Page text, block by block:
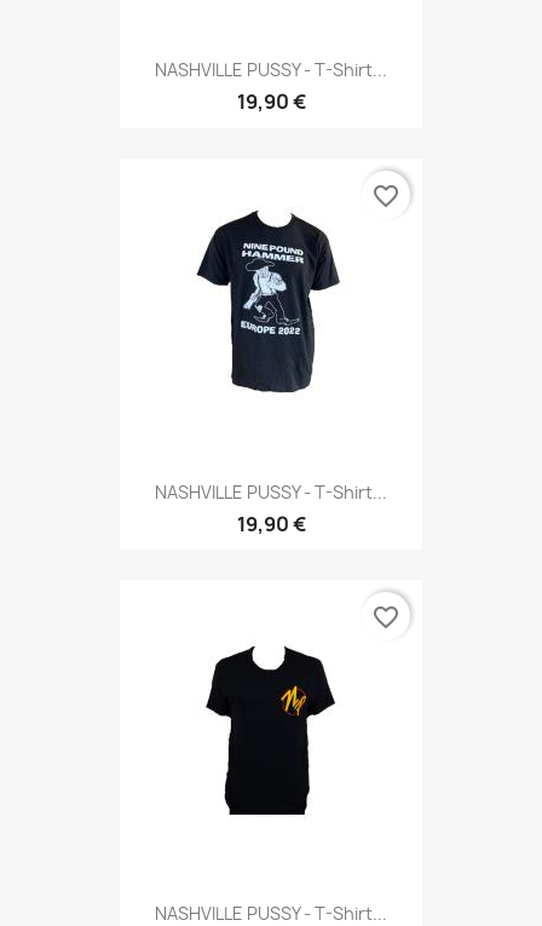
NASHVILLE PUSSY - T-Shirt...
19,90 €
NASHVILLE PUSSY - T-Shirt...
19,90 €
favorite_border
NASHVILLE PUSSY - T-Shirt...
favorite_border